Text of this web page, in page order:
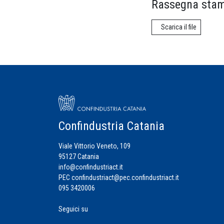
Rassegna
Scarica il file
Confindustria Catania
Viale Vittorio Veneto, 109
95127 Catania
info@confindustriact.it
PEC confindustriact@pec.confindustriact.it
095 3420006
Seguici su